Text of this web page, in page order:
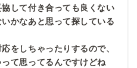
して付き合っても良くない
かなあと思って探している
をしちゃったりするので、
て思ってるんですけどね